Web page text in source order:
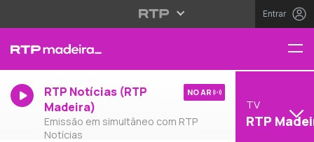
Entrar
RTP Notícias (RTP
Madeira)
Emissão em simultâneo com RTP
Notícias
NO AR
TV
RTP